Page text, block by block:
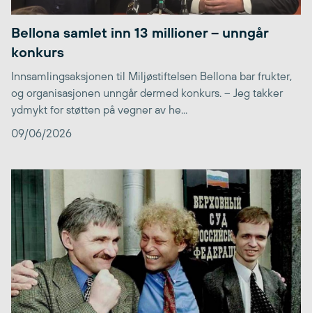
Bellona samlet inn 13 millioner – unngår
konkurs
Innsamlingsaksjonen til Miljøstiftelsen Bellona bar frukter,
og organisasjonen unngår dermed konkurs. – Jeg takker
ydmykt for støtten på vegner av he...
09/06/2026